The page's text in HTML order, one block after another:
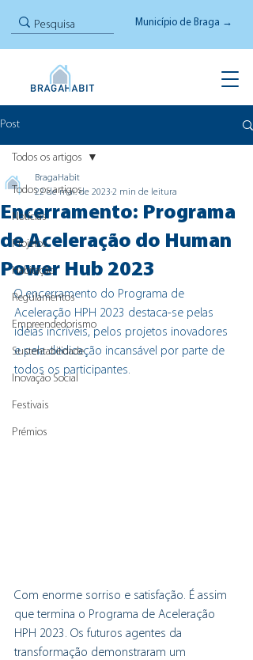
Município de Braga →
Post
Todos os artigos
Notícias
Projetos
Habitação
Regulamentos
Empreendedorismo
Sustentabilidade
Inovação Social
Festivais
Prémios
Todos os artigos
Encerramento: Programa
de Aceleração do Human
Power Hub 2023
BragaHabit
22 de mai. de 2023 2 min de leitura
O encerramento do Programa de
Aceleração HPH 2023 destaca-se pelas
ideias incríveis, pelos projetos inovadores
e pela dedicação incansável por parte de
todos os participantes.
Com enorme sorriso e satisfação. É assim
que termina o Programa de Aceleração
HPH 2023. Os futuros agentes da
transformação demonstraram um